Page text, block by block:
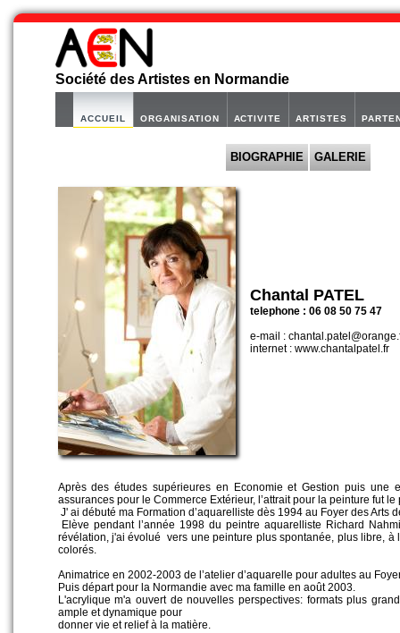
Société des Artistes en Normandie
ACCUEIL ORGANISATION ACTIVITE ARTISTES
BIOGRAPHIE GALERIE
Chantal PATEL
telephone : 06 08 50 75 47
e-mail :
internet : www.chantalpatel.fr
Après des études supérieures en Economie et Gestion puis une
assurances pour le Commerce Extérieur, l’attrait pour la peinture fut le
J' ai débuté ma Formation d’aquarelliste dès 1994 au Foyer des Arts
Elève pendant l’année 1998 du peintre aquarelliste Richard
révélation, j'ai évolué vers une peinture plus spontanée, plus libre, à
colorés.
Animatrice en 2002-2003 de l’atelier d’aquarelle pour adultes au
Puis départ pour la Normandie avec ma famille en août 2003.
L'acrylique m'a ouvert de nouvelles perspectives: formats plus
ample et dynamique pour
donner vie et relief à la matière.